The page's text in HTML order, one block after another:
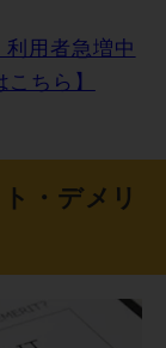
利用者急増中
ちら】
・デメリ